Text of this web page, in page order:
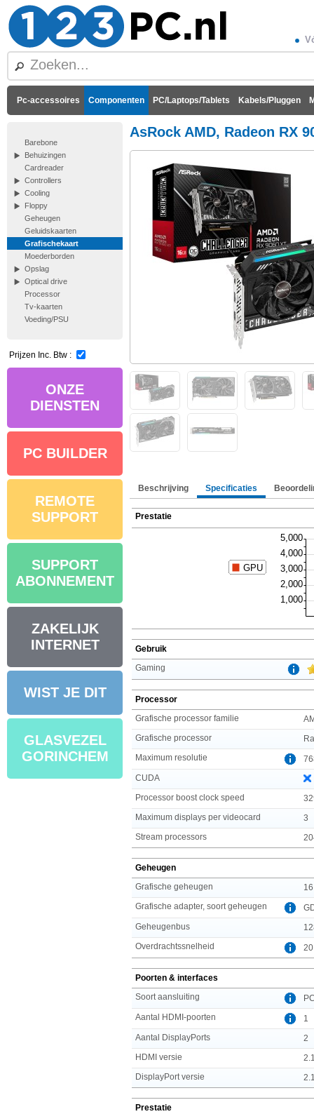
Pc-accessoires Componenten PC/Laptops/Tablets Kabels/Pluggen
Barebone
Behuizingen
Cardreader
Controllers
Cooling
Floppy
Geheugen
Geluidskaarten
Grafischekaart
Moederborden
Opslag
Optical drive
Processor
Tv-kaarten
Voeding/PSU
Prijzen Inc. Btw :
ONZE
DIENSTEN
PC BUILDER
REMOTE
SUPPORT
SUPPORT
ABONNEMENT
ZAKELIJK
INTERNET
WIST JE DIT
GLASVEZEL
GORINCHEM
AsRock AMD, Radeon RX
Beschrijving Specificaties
Prestatie
Gebruik
Gaming
Processor
Grafische processor familie
Grafische processor
Maximum resolutie
CUDA
Processor boost clock speed
Maximum displays per videocard
3
Stream processors
Geheugen
Grafische geheugen
Grafische adapter, soort geheugen
Geheugenbus
Overdrachtssnelheid
Poorten & interfaces
Soort aansluiting
Aantal HDMI-poorten
1
Aantal DisplayPorts
2
HDMI versie
DisplayPort versie
Prestatie